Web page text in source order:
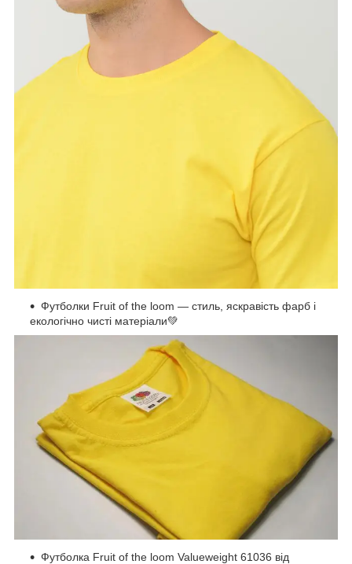
Футболки Fruit of the loom — стиль, яскравість фарб і
екологічно чисті матеріали💚
Футболка Fruit of the loom Valueweight 61036 від